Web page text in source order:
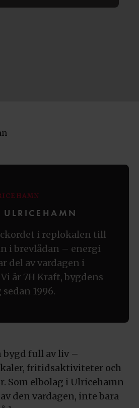
i replokalen till
i brevlådan – energi
del av vardagen i
är 7H Kraft, bygdens
1996.
bygd full av liv –
fritidsaktiviteter och
Som elbolag i Ulricehamn
den vardagen, inte bara